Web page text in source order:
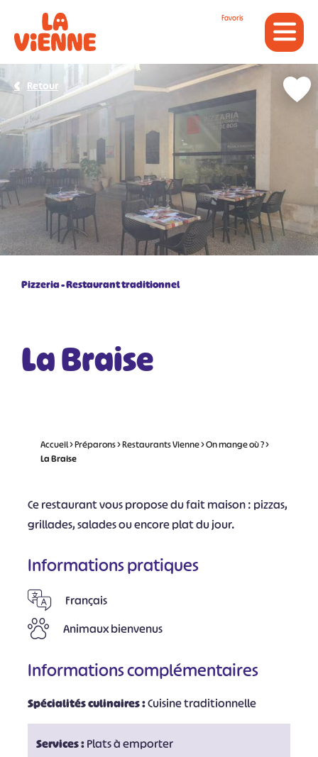
Favoris
Pizzeria Restaurant traditionnel
La Braise
Retour
Accueil>Préparons>Restaurants Vienne>On mange où ?>
La Braise
Ce restaurant vous propose du fait maison : pizzas,
grillades, salades ou encore plat du jour.
Informations pratiques
Français
Animaux bienvenus
Informations complémentaires
Spécialités culinaires :Cuisine traditionnelle
Services :Plats à emporter